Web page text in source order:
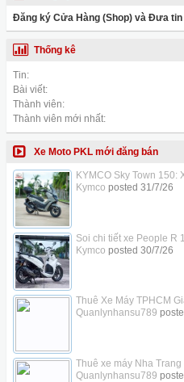
Đăng ký Cửa Hàng (Shop) và Đưa tin
Thống kê
Tin:
Bài viết:
Thành viên:
Thành viên mới nhất:
Xe Moto PKL mới đăng bán
KYMCO Sky Town 150:
Kymco posted 31/7/26
Soi chi tiết xe People R
Kymco posted 30/7/26
Thuê Xe Máy TPHCM
Quanlynhansu789
Thuê xe máy Nha
Quanlynhansu789